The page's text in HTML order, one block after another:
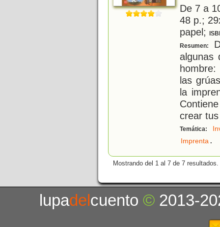
De 7 a
48 p.;
papel;
Resumen:
algunas
hombre:
las
la
crear
Temática:
Imprenta.
Mostrando del 1 al 7 de 7 resultados.
lupadelcuento© 2013-